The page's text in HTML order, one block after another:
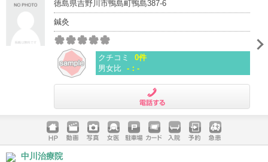
徳島県吉野川市鴨島町鴨島387-6
鍼灸
クチコミ
0件
男女比 -：-
ホームペ
ージ
動画 写真 女医 駐車場
クレジッ
入院 予約 急患
中川治療院